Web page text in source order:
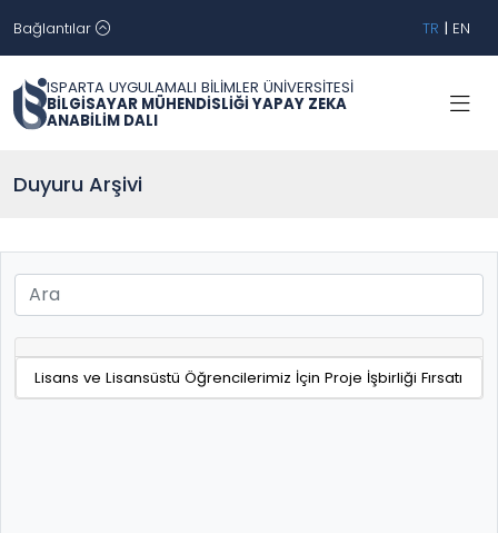
Bağlantılar TR | EN
ISPARTA UYGULAMALI BİLİMLER ÜNİVERSİTESİ
BİLGİSAYAR MÜHENDİSLİĞİ YAPAY ZEKA
ANABİLİM DALI
Duyuru Arşivi
Lisans ve Lisansüstü Öğrencilerimiz İçin Proje İşbirliği Fırsatı